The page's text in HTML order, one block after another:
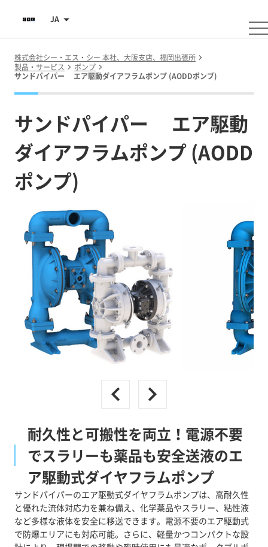
JA
株式会社シー・エス・シー 本社、大阪支店、福岡出張所
製品・サービス
ポンプ
サンドパイパー エア駆動ダイアフラムポンプ (AODDポンプ)
サンドパイパー エア駆動
ダイアフラムポンプ (AODD
ポンプ)
耐久性と可搬性を両立！電源不要
でスラリーも薬品も安全送液のエ
ア駆動式ダイヤフラムポンプ
サンドパイパーのエア駆動式ダイヤフラムポンプは、高耐久性
と優れた流体対応力を兼ね備え、化学薬品やスラリー、粘性液
など多様な液体を安全に移送できます。電源不要のエア駆動式
で防爆エリアにも対応可能。さらに、軽量かつコンパクトな設